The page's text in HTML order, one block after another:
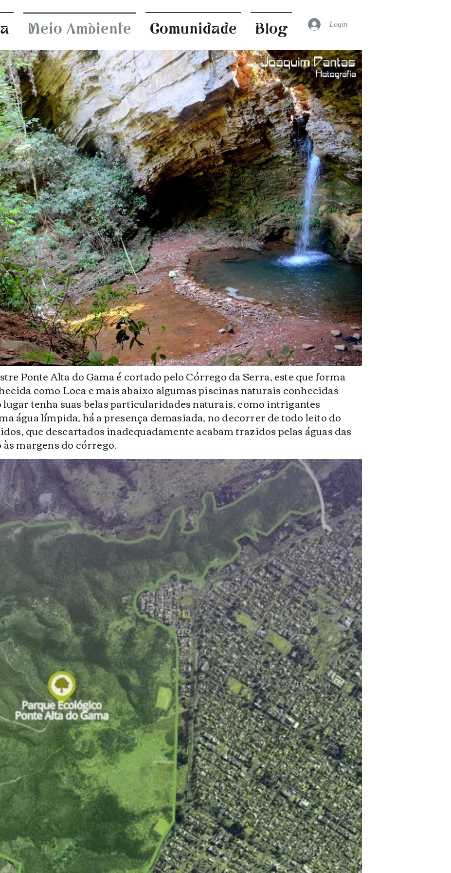
Meio Ambiente Comunidade Blog Login
Ponte Alta do Gama é cortado pelo Córrego da Serra, este que forma
como Loca e mais abaixo algumas piscinas naturais conhecidas
tenha suas belas particularidades naturais, como intrigantes
água límpida, há a presença demasiada, no decorrer de todo leito do
que descartados inadequadamente acabam trazidos pelas águas das
margens do córrego.